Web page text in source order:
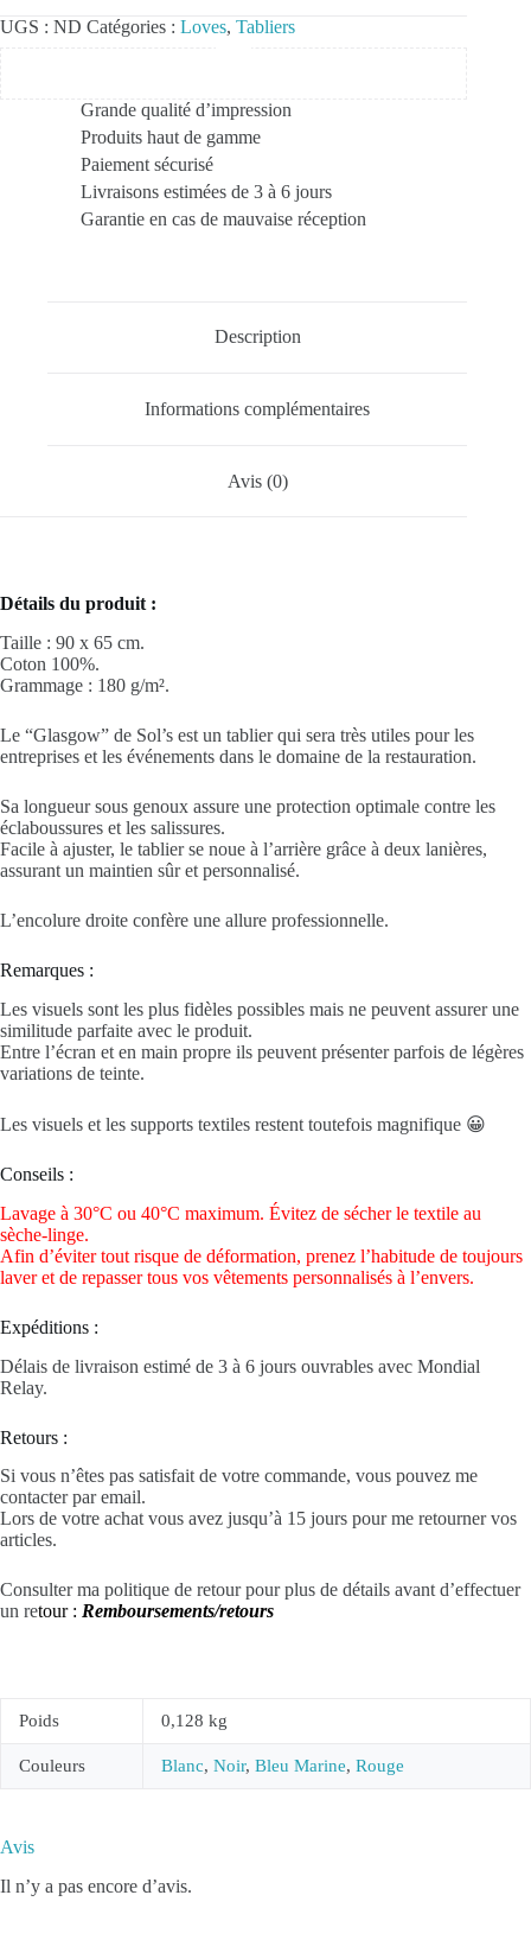
UGS : ND Catégories : Loves, Tabliers
Grande qualité d’impression
Produits haut de gamme
Paiement sécurisé
Livraisons estimées de 3 à 6 jours
Garantie en cas de mauvaise réception
Description
Informations complémentaires
Avis (0)
Détails du produit :
Taille : 90 x 65 cm.
Coton 100%.
Grammage : 180 g/m².
Le “Glasgow” de Sol’s est un tablier qui sera très utiles pour les
entreprises et les événements dans le domaine de la restauration.
Sa longueur sous genoux assure une protection optimale contre les
éclaboussures et les salissures.
Facile à ajuster, le tablier se noue à l’arrière grâce à deux lanières,
assurant un maintien sûr et personnalisé.
L’encolure droite confère une allure professionnelle.
Remarques :
Les visuels sont les plus fidèles possibles mais ne peuvent assurer une
similitude parfaite avec le produit.
Entre l’écran et en main propre ils peuvent présenter parfois de légères
variations de teinte.
Les visuels et les supports textiles restent toutefois magnifique 😀
Conseils :
Lavage à 30°C ou 40°C maximum. Évitez de sécher le textile au
sèche-linge.
Afin d’éviter tout risque de déformation, prenez l’habitude de toujours
laver et de repasser tous vos vêtements personnalisés à l’envers.
Expéditions :
Délais de livraison estimé de 3 à 6 jours ouvrables avec Mondial
Relay.
Retours :
Si vous n’êtes pas satisfait de votre commande, vous pouvez me
contacter par email.
Lors de votre achat vous avez jusqu’à 15 jours pour me retourner vos
articles.
Consulter ma politique de retour pour plus de détails avant d’effectuer
un retour : Remboursements/retours
Poids 0,128 kg
Couleurs Blanc, Noir, Bleu Marine, Rouge
Avis
Il n’y a pas encore d’avis.